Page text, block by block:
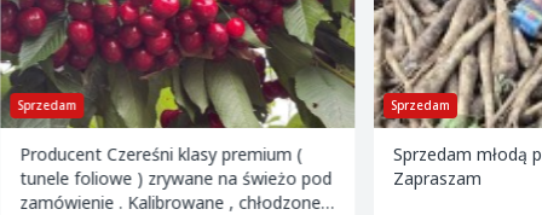
Sprzedam
Producent Czereśni klasy premium (
tunele foliowe ) zrywane na świeżo pod
zamówienie . Kalibrowane , chłodzone i
Sprzedam
Sprzedam młodą
Zapraszam